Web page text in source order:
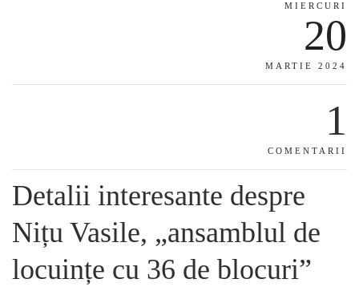
MIERCURI
20
MARTIE 2024
1
COMENTARII
Detalii interesante despre
Nițu Vasile, „ansamblul de
locuințe cu 36 de blocuri”